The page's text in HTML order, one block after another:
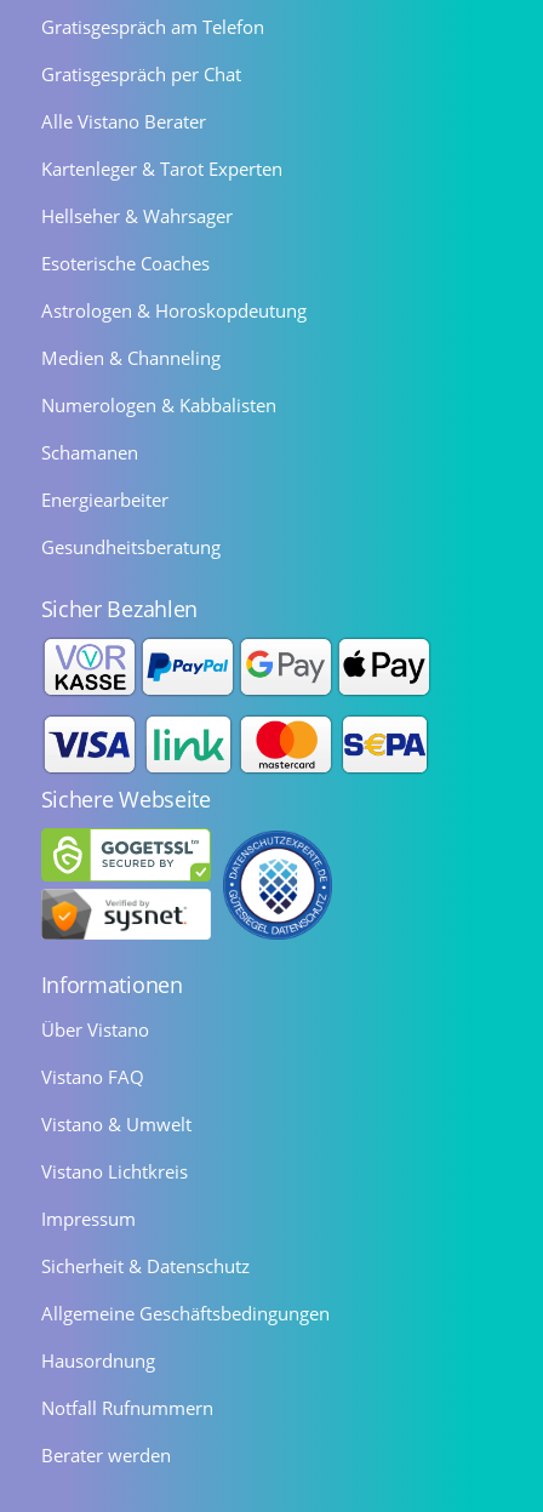
Gratisgespräch am Telefon
Gratisgespräch per Chat
Alle Vistano Berater
Kartenleger & Tarot Experten
Hellseher & Wahrsager
Esoterische Coaches
Astrologen & Horoskopdeutung
Medien & Channeling
Numerologen & Kabbalisten
Schamanen
Energiearbeiter
Gesundheitsberatung
Sicher Bezahlen
Sichere Webseite
Informationen
Über Vistano
Vistano FAQ
Vistano & Umwelt
Vistano Lichtkreis
Impressum
Sicherheit & Datenschutz
Allgemeine Geschäftsbedingungen
Hausordnung
Notfall Rufnummern
Berater werden